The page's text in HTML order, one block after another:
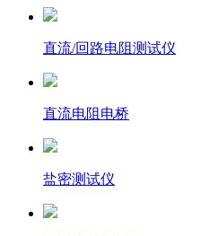
直流/回路电阻测试仪
直流电阻电桥
盐密测试仪